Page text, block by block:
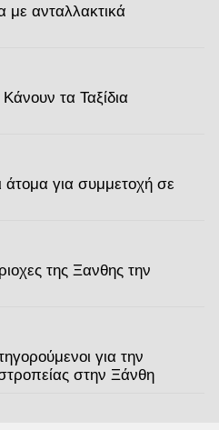
με ανταλλακτικά
τα Ταξίδια
άτομα για συμμετοχή σε
της Ξανθης την
για την
στην Ξάνθη